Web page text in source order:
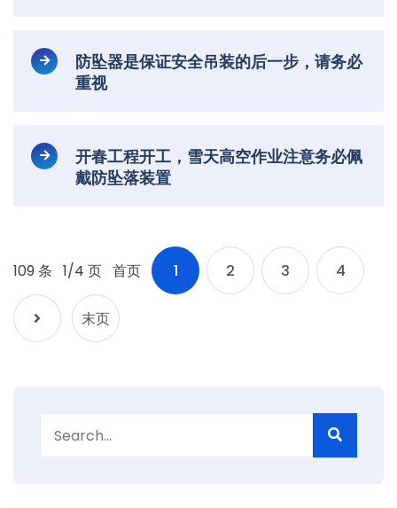
防坠器是保证安全吊装的后一步，请务必
重视
开春工程开工，雪天高空作业注意务必佩
戴防坠落装置
109 条 1/4 页 首页 1 2 3 4
末页